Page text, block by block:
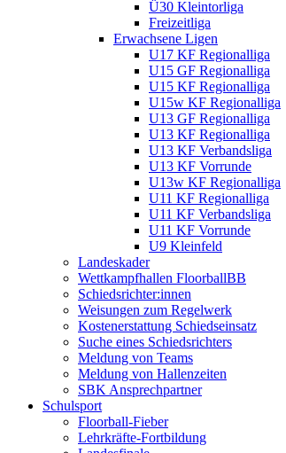
Ü30 Kleintorliga
Freizeitliga
Erwachsene Ligen
U17 KF Regionalliga
U15 GF Regionalliga
U15 KF Regionalliga
U15w KF Regionalliga
U13 GF Regionalliga
U13 KF Regionalliga
U13 KF Verbandsliga
U13 KF Vorrunde
U13w KF Regionalliga
U11 KF Regionalliga
U11 KF Verbandsliga
U11 KF Vorrunde
U9 Kleinfeld
Landeskader
Wettkampfhallen FloorballBB
Schiedsrichter:innen
Weisungen zum Regelwerk
Kostenerstattung Schiedseinsatz
Suche eines Schiedsrichters
Meldung von Teams
Meldung von Hallenzeiten
SBK Ansprechpartner
Schulsport
Floorball-Fieber
Lehrkräfte-Fortbildung